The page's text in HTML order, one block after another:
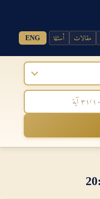
مقالات أسئلة ENG